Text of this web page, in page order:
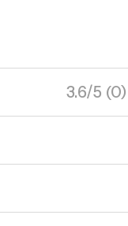
3.6/5 (0)